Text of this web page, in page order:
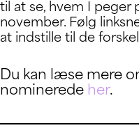
til at se, hvem I peger
november. Følg
at indstille til de
Du kan læse mere
nominerede her.